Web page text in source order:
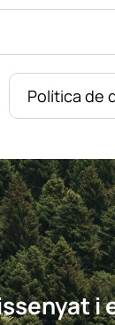
Política de
i